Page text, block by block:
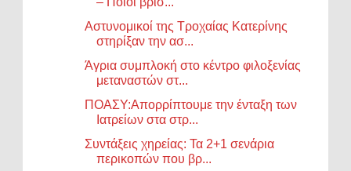
Αστυνομικοί της Τροχαίας Κατερίνης
στηρίξαν την ασ...
Άγρια συμπλοκή στο κέντρο φιλοξενίας
μεταναστών στ...
ΠΟΑΣΥ:Απορρίπτουμε την ένταξη των
Ιατρείων στα στρ...
Συντάξεις χηρείας: Τα 2+1 σενάρια
περικοπών που βρ...